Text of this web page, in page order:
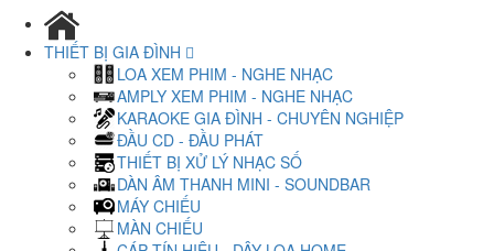
THIẾT BỊ GIA ĐÌNH
LOA XEM PHIM - NGHE NHẠC
AMPLY XEM PHIM - NGHE NHẠC
KARAOKE GIA ĐÌNH - CHUYÊN NGHIỆP
ĐẦU CD - ĐẦU PHÁT
THIẾT BỊ XỬ LÝ NHẠC SỐ
DÀN ÂM THANH MINI - SOUNDBAR
MÁY CHIẾU
MÀN CHIẾU